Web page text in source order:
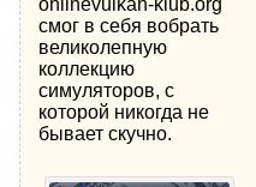
onlinevulkan-klub.org
смог в себя вобрать
великолепную
коллекцию
симуляторов, с
которой никогда не
бывает скучно.